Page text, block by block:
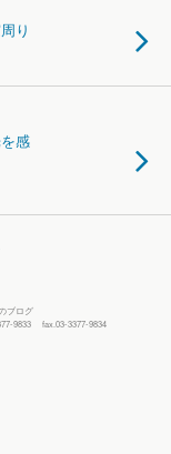
り
感
ブログ
9833 fax.03-3377-9834